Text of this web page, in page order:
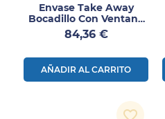
Envase Take Away
Bocadillo Con Ventana
125uds
Precio
84,36 €
AÑADIR AL CARRITO
favorite_border